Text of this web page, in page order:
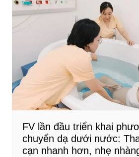
FV lần đầu triển khai
chuyển dạ dưới nước:
cạn nhanh hơn, nhẹ